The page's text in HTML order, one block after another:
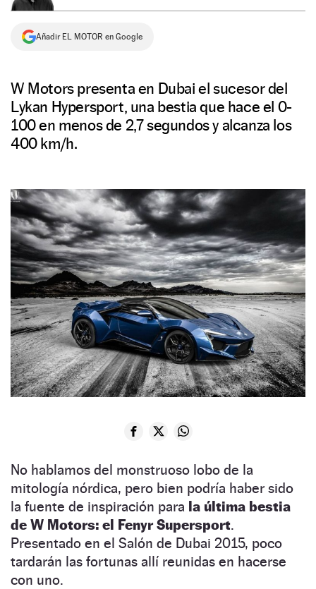
Añadir EL MOTOR en Google
W Motors presenta en Dubai el sucesor del
Lykan Hypersport, una bestia que hace el 0-
100 en menos de 2,7 segundos y alcanza los
400 km/h.
No hablamos del monstruoso lobo de la
mitología nórdica, pero bien podría haber sido
la fuente de inspiración para la última bestia
de W Motors: el Fenyr Supersport.
Presentado en el Salón de Dubai 2015, poco
tardarán las fortunas allí reunidas en hacerse
con uno.